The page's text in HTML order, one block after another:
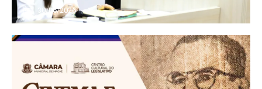
30/06/2026